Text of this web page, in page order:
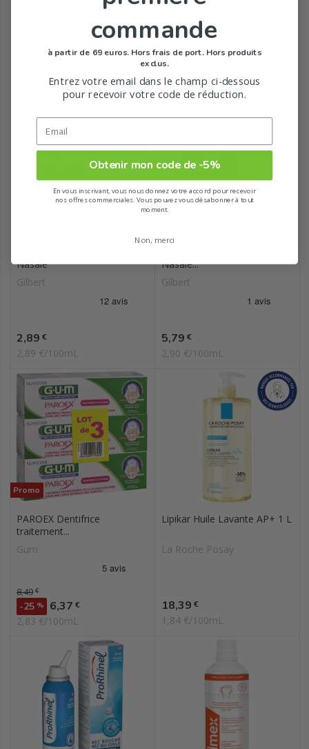
1,00 €/100mL
Prix
11,99
1,20 €/100mL
Nasale
Gilbert
Prix
2,89 €
2,89 €/100mL
Nasale...
Gilbert
Prix
5,79 €
2,90 €/100mL
Promo
PAROEX Dentifrice
traitement...
Gum
Prix de base
8,49 €
-25 % Prix
6,37 €
2,83 €/100mL
Lipikar Huile Lavante AP+ 1 L
La Roche Posay
Prix
18,39 €
1,84 €/100mL
commande
à partir de 69 euros. Hors frais de port. Hors produits
exclus.
Entrez votre email dans le champ ci-dessous
pour recevoir votre code de réduction.
Obtenir mon code de -5%
En vous inscrivant, vous nous donnez votre accord pour recevoir
nos offres commerciales. Vous pouvez vous désabonner à tout
moment.
Non, merci